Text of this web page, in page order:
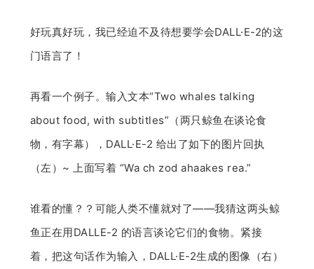
好玩真好玩，我已经迫不及待想要学会DALL·E-2的这
门语言了！
再看一个例子。输入文本“Two whales talking
about food, with subtitles”（两只鲸鱼在谈论食
物，有字幕），DALL·E-2 给出了如下的图片回执
（左）~ 上面写着 “Wa ch zod ahaakes rea.”
谁看的懂？？可能人类不懂就对了——我猜这两头鲸
鱼正在用DALLE-2 的语言谈论它们的食物。紧接
着，把这句话作为输入，DALL·E-2生成的图像（右）